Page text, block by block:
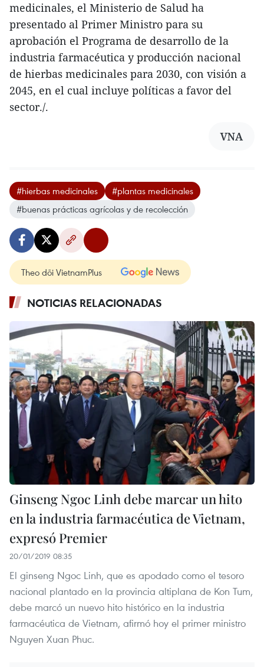
medicinales, el Ministerio de Salud ha
presentado al Primer Ministro para su
aprobación el Programa de desarrollo de la
industria farmacéutica y producción nacional
de hierbas medicinales para 2030, con visión a
2045, en el cual incluye políticas a favor del
sector./.
VNA
#hierbas medicinales
#plantas medicinales
#buenas prácticas agrícolas y de recolección
Theo dõi VietnamPlus
NOTICIAS RELACIONADAS
Ginseng Ngoc Linh debe marcar un hito
en la industria farmacéutica de Vietnam,
expresó Premier
20/01/2019 08:35
El ginseng Ngoc Linh, que es apodado como el tesoro
nacional plantado en la provincia altiplana de Kon Tum,
debe marcó un nuevo hito histórico en la industria
farmacéutica de Vietnam, afirmó hoy el primer ministro
Nguyen Xuan Phuc.